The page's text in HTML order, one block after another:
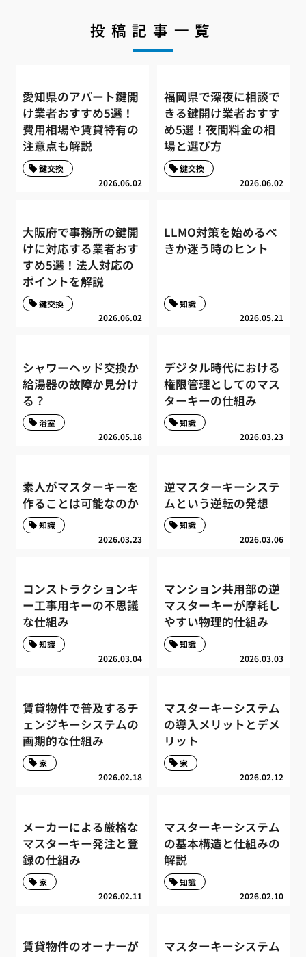
投稿記事一覧
愛知県のアパート鍵開
け業者おすすめ5選！
費用相場や賃貸特有の
注意点も解説
2026.06.02
鍵交換
福岡県で深夜に相談で
きる鍵開け業者おすす
め5選！夜間料金の相
場と選び方
2026.06.02
鍵交換
大阪府で事務所の鍵開
けに対応する業者おす
すめ5選！法人対応の
ポイントを解説
2026.06.02
鍵交換
LLMO対策を始めるべ
きか迷う時のヒント
2026.05.21
知識
シャワーヘッド交換か
給湯器の故障か見分け
る？
2026.05.18
浴室
デジタル時代における
権限管理としてのマス
ターキーの仕組み
2026.03.23
知識
素人がマスターキーを
作ることは可能なのか
2026.03.23
知識
逆マスターキーシステ
ムという逆転の発想
2026.03.06
知識
コンストラクションキ
ー工事用キーの不思議
な仕組み
2026.03.04
知識
マンション共用部の逆
マスターキーが摩耗し
やすい物理的仕組み
2026.03.03
知識
賃貸物件で普及するチ
ェンジキーシステムの
画期的な仕組み
2026.02.18
家
マスターキーシステム
の導入メリットとデメ
リット
2026.02.12
家
メーカーによる厳格な
マスターキー発注と登
録の仕組み
2026.02.11
家
マスターキーシステム
の基本構造と仕組みの
解説
2026.02.10
知識
賃貸物件のオーナーが
マスターキーシステム